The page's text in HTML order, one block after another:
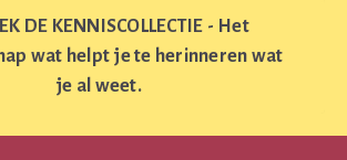
DE KENNISCOLLECTIE - Het
wat helpt je te herinneren wat
je al weet.